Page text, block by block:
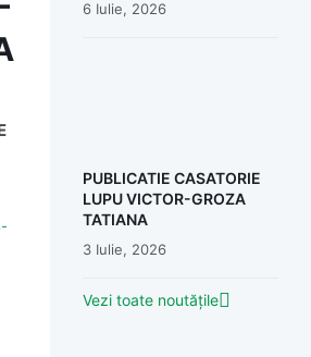
6 Iulie, 2026
PUBLICATIE CASATORIE
LUPU VICTOR-GROZA
TATIANA
3 Iulie, 2026
Vezi toate noutățile